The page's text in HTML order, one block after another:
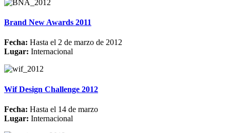
Brand New Awards 2011
Fecha: Hasta el 2 de marzo de 2012
Lugar: Internacional
Wif Design Challenge 2012
Fecha: Hasta el 14 de marzo
Lugar: Internacional